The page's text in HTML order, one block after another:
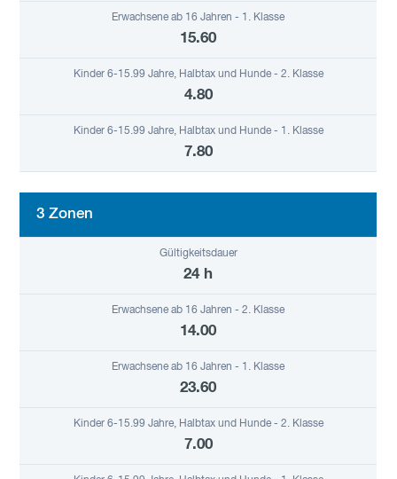
15.60
4.80
7.80
3 Zonen
24 h
14.00
23.60
7.00